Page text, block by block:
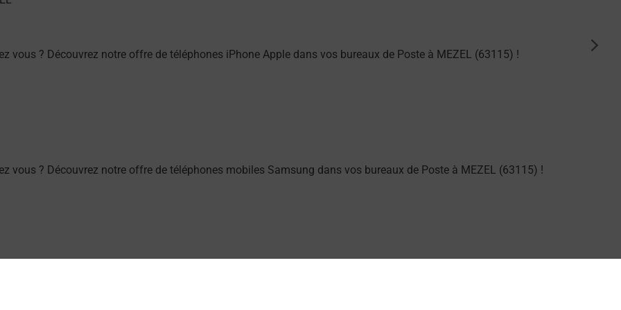
vous ? Découvrez notre offre de téléphones iPhone Apple dans vos bureaux de Poste à MEZEL (63115) !
vous ? Découvrez notre offre de téléphones mobiles Samsung dans vos bureaux de Poste à MEZEL (63115) !
Découvrez toutes les solutions proposées par La Poste.